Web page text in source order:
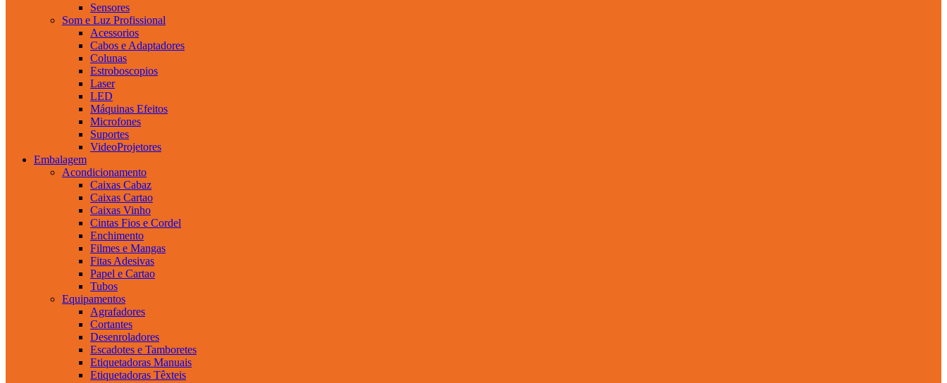
Sensores
Som e Luz Profissional
Acessorios
Cabos e Adaptadores
Colunas
Estroboscopios
Laser
LED
Máquinas Efeitos
Microfones
Suportes
VideoProjetores
Embalagem
Acondicionamento
Caixas Cabaz
Caixas Cartao
Caixas Vinho
Cintas Fios e Cordel
Enchimento
Filmes e Mangas
Fitas Adesivas
Papel e Cartao
Tubos
Equipamentos
Agrafadores
Cortantes
Desenroladores
Escadotes e Tamboretes
Etiquetadoras Manuais
Etiquetadoras Têxteis